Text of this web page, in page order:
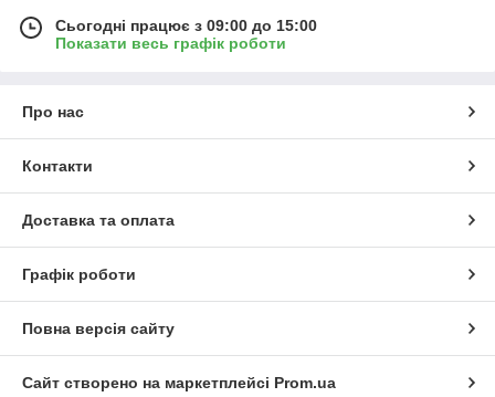
Сьогодні працює з 09:00 до 15:00
Показати весь графік роботи
Про нас
Контакти
Доставка та оплата
Графік роботи
Повна версія сайту
Сайт створено на маркетплейсі Prom.ua